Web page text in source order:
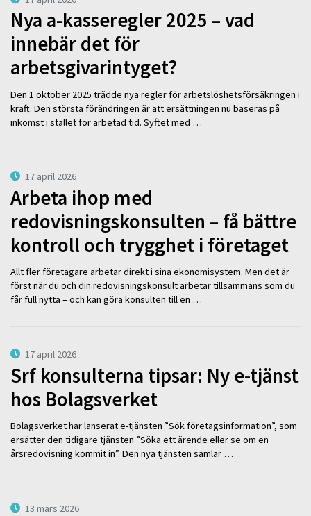
Nya a-kasseregler 2025 – vad
innebär det för
arbetsgivarintyget?
Den 1 oktober 2025 trädde nya regler för arbetslöshetsförsäkringen i
kraft. Den största förändringen är att ersättningen nu baseras på
inkomst i stället för arbetad tid. Syftet med …
17 april 2026
Arbeta ihop med
redovisningskonsulten – få bättre
kontroll och trygghet i företaget
Allt fler företagare arbetar direkt i sina ekonomisystem. Men det är
först när du och din redovisningskonsult arbetar tillsammans som du
får full nytta – och kan göra konsulten till en …
17 april 2026
Srf konsulterna tipsar: Ny e-tjänst
hos Bolagsverket
Bolagsverket har lanserat e-tjänsten ”Sök företagsinformation”, som
ersätter den tidigare tjänsten ”Söka ett ärende eller se om en
årsredovisning kommit in”. Den nya tjänsten samlar …
13 mars 2026